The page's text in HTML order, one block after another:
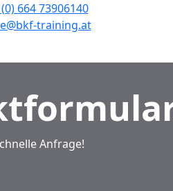
664 73906140
training.at
Anfrage!